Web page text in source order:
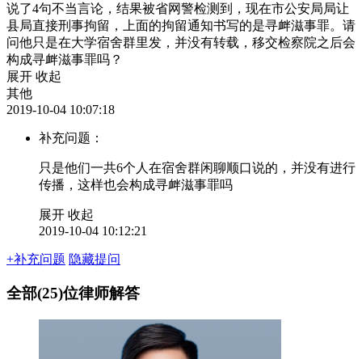
说了4句不当言论，结果被省网警检测到，现在市公安局局让
县局直接刑事拘留，上面的拘留通知书写的是寻衅滋事罪。请
问他只是在大学宿舍群里发，并没有转载，移交检察院之后会
构成寻衅滋事罪吗？
展开 收起
其他
2019-10-04 10:07:18
补充问题：
只是他们一共6个人在宿舍群闲聊顺口说的，并没有进行
传播，这样也会构成寻衅滋事罪吗
展开 收起
2019-10-04 10:12:21
+补充问题 隐藏提问
全部(25)位律师解答